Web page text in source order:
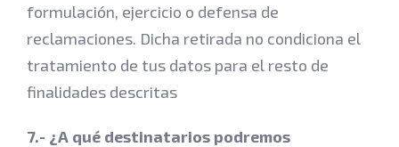
formulación, ejercicio o defensa de
reclamaciones. Dicha retirada no condiciona el
tratamiento de tus datos para el resto de
finalidades descritas
7.- ¿A qué destinatarios podremos